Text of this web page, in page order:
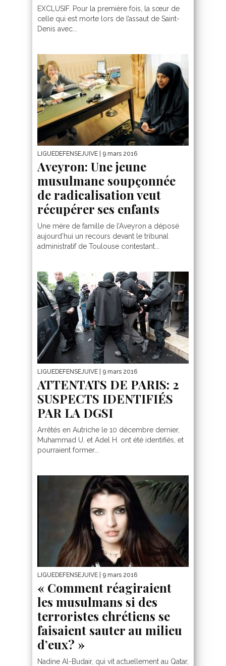
EXCLUSIF. Pour la première fois, la sœur de
celle qui est morte lors de l’assaut de Saint-
Denis avec...
LIGUEDEFENSEJUIVE | 9 mars 2016
Aveyron: Une jeune
musulmane soupçonnée
de radicalisation veut
récupérer ses enfants
Une mère de famille de l’Aveyron a déposé
aujourd’hui un recours devant le tribunal
administratif de Toulouse contestant...
LIGUEDEFENSEJUIVE | 9 mars 2016
ATTENTATS DE PARIS: 2
SUSPECTS IDENTIFIÉS
PAR LA DGSI
Arrêtés en Autriche le 10 décembre dernier,
Muhammad U. et Adel H. ont été identifiés, et
pourraient former...
LIGUEDEFENSEJUIVE | 9 mars 2016
« Comment réagiraient
les musulmans si des
terroristes chrétiens se
faisaient sauter au milieu
d’eux? »
Nadine Al-Budair, qui vit actuellement au Qatar,